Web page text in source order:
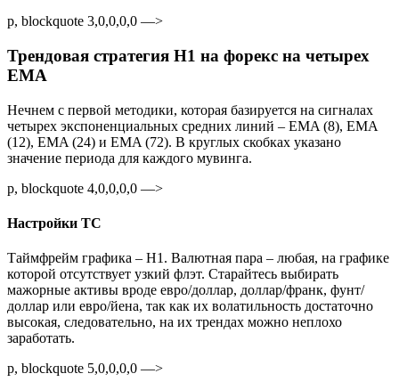
p, blockquote 3,0,0,0,0 —>
Трендовая стратегия H1 на форекс на четырех
EMA
Нечнем с первой методики, которая базируется на сигналах
четырех экспоненциальных средних линий – EMA (8), EMA
(12), EMA (24) и EMA (72). В круглых скобках указано
значение периода для каждого мувинга.
p, blockquote 4,0,0,0,0 —>
Настройки ТС
Таймфрейм графика – H1. Валютная пара – любая, на графике
которой отсутствует узкий флэт. Старайтесь выбирать
мажорные активы вроде евро/доллар, доллар/франк, фунт/
доллар или евро/йена, так как их волатильность достаточно
высокая, следовательно, на их трендах можно неплохо
заработать.
p, blockquote 5,0,0,0,0 —>